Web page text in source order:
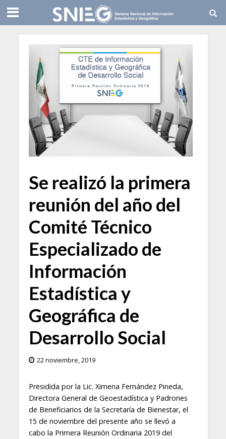
Se realizó la primera
reunión del año del
Comité Técnico
Especializado de
Información
Estadística y
Geográfica de
Desarrollo Social
22 noviembre, 2019
Presidida por la Lic. Ximena Fernández Pineda,
Directora General de Geoestadística y Padrones
de Beneficiarios de la Secretaría de Bienestar, el
15 de noviembre del presente año se llevó a
cabo la Primera Reunión Ordinaria 2019 del